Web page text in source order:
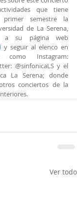
que tiene
semestre la
de La Serena,
y seguir al elenco en
como Instagram:
@sinfonicaLS y el
La Serena; donde
conciertos de la
Ver todo